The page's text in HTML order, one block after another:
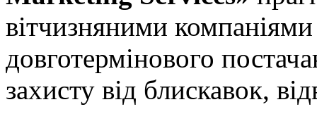
вітчизняними компаніями
довготермінового
захисту від блискавок,